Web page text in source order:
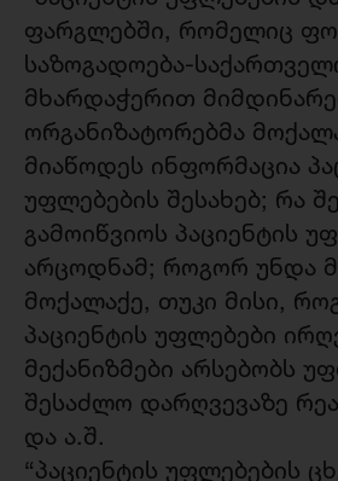
ფარგლებში, რომელიც
საზოგადოება-
მხარდაჭერით
ორგანიზატორებმა
მიაწოდეს ინფორმაცია
უფლებების შესახებ; რა
გამოიწვიოს პაციენტის
არცოდნამ; როგორ უნდა
მოქალაქე, თუკი მისი,
პაციენტის უფლებები
მექანიზმები არსებობს
შესაძლო დარღვევაზე
და ა.შ.
“პაციენტის უფლებების